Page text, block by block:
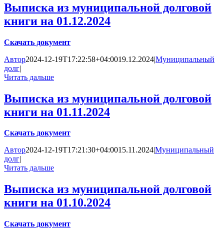
Выписка из муниципальной долговой
книги на 01.12.2024
Скачать документ
Автор2024-12-19T17:22:58+04:0019.12.2024|Муниципальный
долг|
Читать дальше
Выписка из муниципальной долговой
книги на 01.11.2024
Скачать документ
Автор2024-12-19T17:21:30+04:0015.11.2024|Муниципальный
долг|
Читать дальше
Выписка из муниципальной долговой
книги на 01.10.2024
Скачать документ